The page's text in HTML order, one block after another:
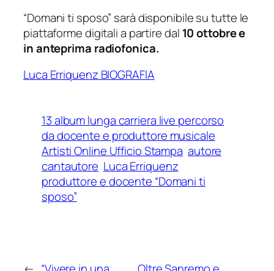
“Domani ti sposo” sarà disponibile su tutte le
piattaforme digitali a partire dal 10 ottobre e
in anteprima radiofonica.
Luca Erriquenz BIOGRAFIA
13 album lunga carriera live percorso
da docente e produttore musicale
Artisti Online Ufficio Stampa autore
cantautore Luca Erriquenz
produttore e docente “Domani ti
sposo”